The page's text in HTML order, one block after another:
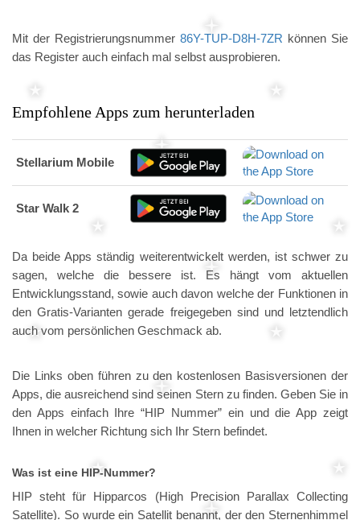
Mit der Registrierungsnummer 86Y-TUP-D8H-7ZR können Sie
das Register auch einfach mal selbst ausprobieren.
Empfohlene Apps zum herunterladen
Stellarium Mobile
Star Walk 2
Da beide Apps ständig weiterentwickelt werden, ist schwer zu
sagen, welche die bessere ist. Es hängt vom aktuellen
Entwicklungsstand, sowie auch davon welche der Funktionen in
den Gratis-Varianten gerade freigegeben sind und letztendlich
auch vom persönlichen Geschmack ab.
Die Links oben führen zu den kostenlosen Basisversionen der
Apps, die ausreichend sind seinen Stern zu finden. Geben Sie in
den Apps einfach Ihre “HIP Nummer” ein und die App zeigt
Ihnen in welcher Richtung sich Ihr Stern befindet.
Was ist eine HIP-Nummer?
HIP steht für Hipparcos (High Precision Parallax Collecting
Satellite). So wurde ein Satellit benannt, der den Sternenhimmel